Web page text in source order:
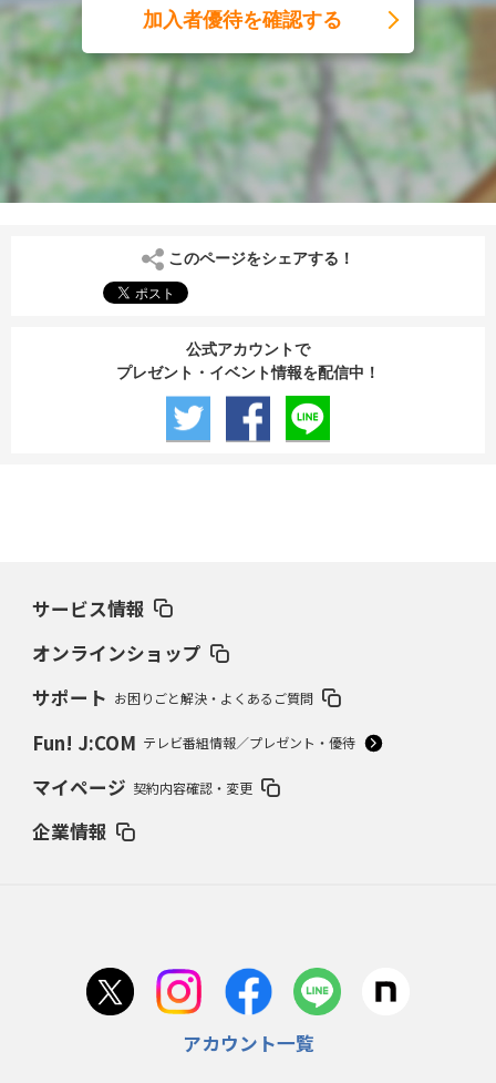
加入者優待を確認する
このページをシェアする！
公式アカウントで
プレゼント・イベント情報を配信中！
サービス情報
オンラインショップ
サポート お困りごと解決・よくあるご質問
Fun! J:COM テレビ番組情報／プレゼント・優待
マイページ 契約内容確認・変更
企業情報
アカウント一覧